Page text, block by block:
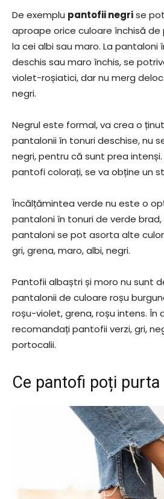
De exemplu pantofii negrise
aproape orice culoare închisă de
la cei albi sau maro. La pantaloni
deschis sau maro închis, se
violet-roșiatici, dar nu merg
negri.
Negrul este formal, va crea o
pantalonii în tonuri deschise, nu
negri, pentru că sunt prea
pantofi colorați, se va obține un
Încălțămintea verde nu este o
pantaloni în tonuri de verde brad,
pantaloni se pot asorta alte
gri, grena, maro, albi, negri.
Pantofii albaștri și moro nu sunt
pantalonii de culoare roșu
roșu-violet, grena, roșu intens. În
recomandați pantofii verzi, gri,
portocalii.
Ce pantofi poți purta